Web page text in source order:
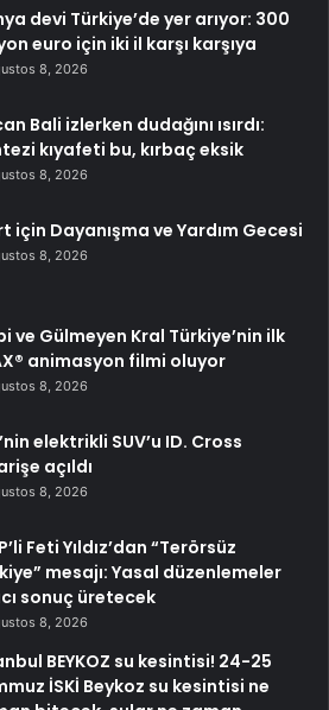
devi Türkiye’de yer arıyor: 300
euro için iki il karşı karşıya
8, 2026
Bali izlerken dudağını ısırdı:
kıyafeti bu, kırbaç eksik
8, 2026
için Dayanışma ve Yardım Gecesi
8, 2026
ve Gülmeyen Kral Türkiye’nin ilk
animasyon filmi oluyor
8, 2026
elektrikli SUV’u ID. Cross
açıldı
8, 2026
Feti Yıldız’dan “Terörsüz
mesajı: Yasal düzenlemeler
sonuç üretecek
8, 2026
BEYKOZ su kesintisi! 24-25
İSKİ Beykoz su kesintisi ne